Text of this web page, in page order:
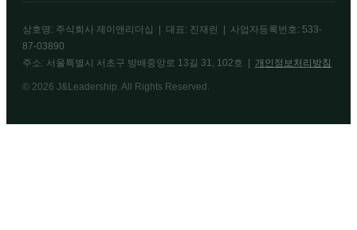
상호명: 주식회사 제이앤리더십 | 대표: 진재린 | 사업자등록번호: 533-
87-03890
주소: 서울특별시 서초구 방배중앙로 13길 31, 102호 | 개인정보처리방침
© 2026 J&Leadership. All Rights Reserved.